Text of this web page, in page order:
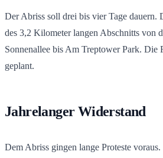
Der Abriss soll drei bis vier Tage dauern.
des 3,2 Kilometer langen Abschnitts von
Sonnenallee bis Am Treptower Park. Die
geplant.
Jahrelanger Widerstand
Dem Abriss gingen lange Proteste